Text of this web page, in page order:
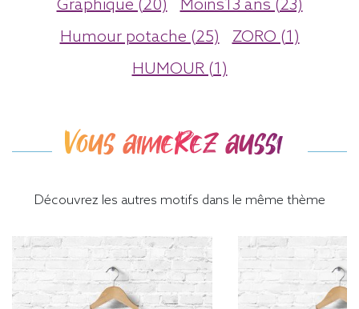
Graphique (20)
Moins13 ans (23)
Humour potache (25)
ZORO (1)
HUMOUR (1)
Vous aimerez aussi
Découvrez les autres motifs dans le même thème